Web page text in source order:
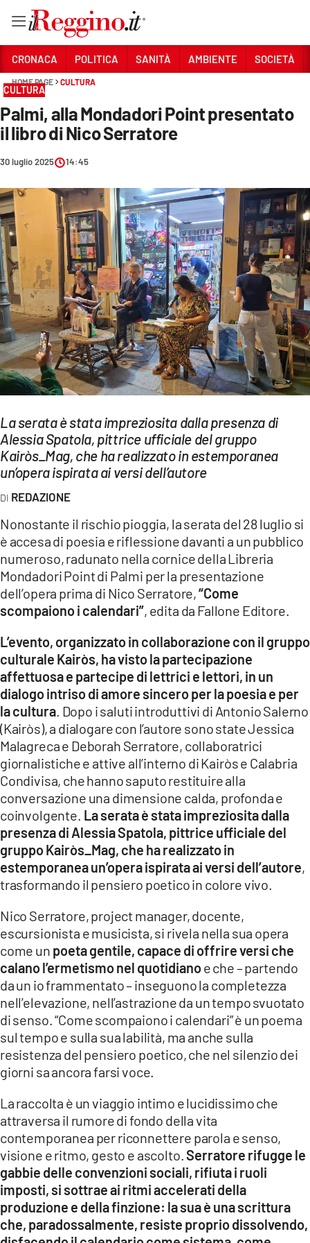
Sezioni
CRONACA
AMBIENTE
SOCIETÀ
CULTURA
ECONOMIA E LAVORO
EVENTI
SPORT
Streaming
LAC TV
LAC NETWORK
LAC ONAIR
LaC
Network
LACPLAY.IT
LACTV.IT
LACONAIR.IT
LACITYMAG.IT
ILREGGINO.IT
COSENZACHANNEL.IT
ILVIBONESE.IT
CATANZAROCHANNEL.IT
LACAPITALENEWS.IT
App
ANDROID
APPLE
CRONACA POLITICA SANITÀ AMBIENTE SOCIETÀ
HOME PAGE CULTURA
CULTURA
Palmi, alla Mondadori Point presentato
il libro di Nico Serratore
30 luglio 2025 14:45
La serata è stata impreziosita dalla presenza di
Alessia Spatola, pittrice ufficiale del gruppo
Kairòs_Mag, che ha realizzato in estemporanea
un’opera ispirata ai versi dell’autore
REDAZIONE
Nonostante il rischio pioggia, la serata del 28 luglio si
è accesa di poesia e riflessione davanti a un pubblico
numeroso, radunato nella cornice della Libreria
Mondadori Point di Palmi per la presentazione
dell’opera prima di Nico Serratore,“Come
scompaiono i calendari”, edita da Fallone Editore.
L’evento, organizzato in collaborazione con il gruppo
culturale Kairòs, ha visto la partecipazione
affettuosa e partecipe di lettrici e lettori, in un
dialogo intriso di amore sincero per la poesia e per
la cultura . Dopo i saluti introduttivi di Antonio Salerno
(Kairòs), a dialogare con l’autore sono state Jessica
Malagreca e Deborah Serratore, collaboratrici
giornalistiche e attive all’interno di Kairòs e Calabria
Condivisa, che hanno saputo restituire alla
conversazione una dimensione calda, profonda e
coinvolgente. La serata è stata impreziosita dalla
presenza di Alessia Spatola, pittrice ufficiale del
gruppo Kairòs_Mag, che ha realizzato in
estemporanea un’opera ispirata ai versi dell’autore,
trasformando il pensiero poetico in colore vivo.
Nico Serratore, project manager, docente,
escursionista e musicista, si rivela nella sua opera
come un poeta gentile, capace di offrire versi che
calano l’ermetismo nel quotidianoe che – partendo
da un io frammentato – inseguono la completezza
nell’elevazione, nell’astrazione da un tempo svuotato
di senso. “Come scompaiono i calendari” è un poema
sul tempo e sulla sua labilità, ma anche sulla
resistenza del pensiero poetico, che nel silenzio dei
giorni sa ancora farsi voce.
La raccolta è un viaggio intimo e lucidissimo che
attraversa il rumore di fondo della vita
contemporanea per riconnettere parola e senso,
visione e ritmo, gesto e ascolto. Serratore rifugge le
gabbie delle convenzioni sociali, rifiuta i ruoli
imposti, si sottrae ai ritmi accelerati della
produzione e della finzione: la sua è una scrittura
che, paradossalmente, resiste proprio dissolvendo,